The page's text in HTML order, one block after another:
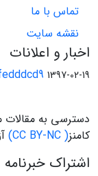
تماس با ما
نقشه سایت
اخبار و اعلانات
1397-02-19
دسترسی به
کامنز( CC BY-NC)
اشتراک خبرنامه